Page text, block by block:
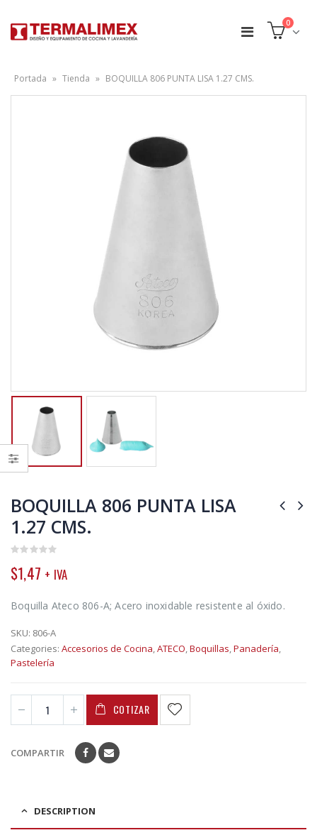
0
Portada » Tienda » BOQUILLA 806 PUNTA LISA 1.27 CMS.
BOQUILLA 806 PUNTA LISA
1.27 CMS.
out
of
$1,47 + IVA
Boquilla Ateco 806-A; Acero inoxidable resistente al óxido.
SKU: 806-A
Categories: Accesorios de Cocina,ATECO,Boquillas,Panadería,
Pastelería
COTIZAR
COMPARTIR
DESCRIPTION